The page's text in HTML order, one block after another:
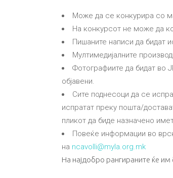
Може да се конкурира со
На конкурсот не може да
Пишаните написи да бидат
Мултимедијалните
Фотографиите да бидат во
објавени.
Сите поднесоци да се
испратат преку пошта/
пликот да биде назначено
Повеќе информации во
на ncavolli@myla.org.mk
На најдобро рангираните ќе